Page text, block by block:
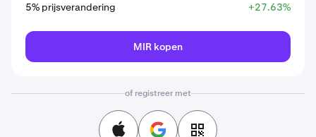
5% prijsverandering
+27.63%
MIR kopen
of registreer met